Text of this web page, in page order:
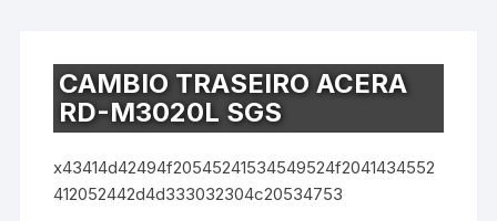
CAMBIO TRASEIRO ACERA
RD-M3020L SGS
x43414d42494f20545241534549524f2041434552
412052442d4d333032304c20534753